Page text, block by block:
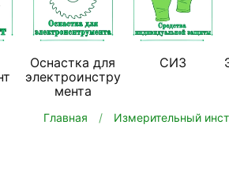
Оснастка для
электроинстру
мента
СИЗ
Главная Измерительный